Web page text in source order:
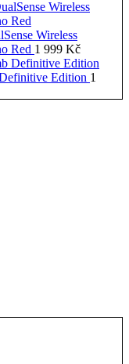
Wireless
Red 1 999 Kč
Edition 1